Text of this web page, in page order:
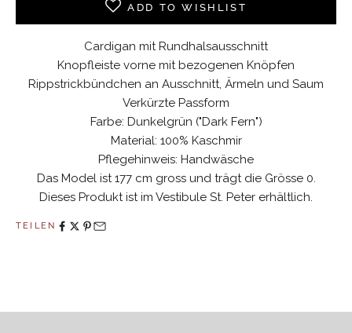
ADD TO WISHLIST
Cardigan mit Rundhalsausschnitt
Knopfleiste vorne mit bezogenen Knöpfen
Rippstrickbündchen an Ausschnitt, Ärmeln und Saum
Verkürzte Passform
Farbe: Dunkelgrün ("Dark Fern")
Material: 100% Kaschmir
Pflegehinweis: Handwäsche
Das Model ist 177 cm gross und trägt die Grösse 0.
Dieses Produkt ist im Vestibule St. Peter erhältlich.
TEILEN
Melden Sie sich jetzt zu unserem Newsletter an und
profitieren Sie von 10% Rabatt auf Ihre nächste Bestellung.
Ich akzeptiere die Datenschutzbestimmungen.
ANMELDEN